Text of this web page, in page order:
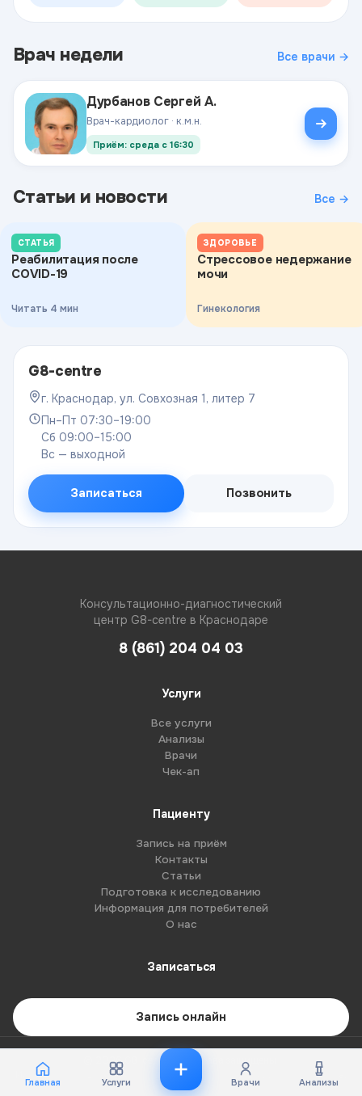
Врач недели Все врачи →
Дурбанов Сергей А.
Врач-кардиолог · к.м.н.
Приём: среда с 16:30
Статьи и новости Все →
СТАТЬЯ
Реабилитация после
COVID-19
Читать 4 мин
ЗДОРОВЬЕ
Стрессовое недержание
мочи
Гинекология
G8-centre
г. Краснодар, ул. Совхозная 1, литер 7
Пн–Пт 07:30–19:00
Сб 09:00–15:00
Вс — выходной
Записаться Позвонить
Консультационно-диагностический
центр G8-centre в Краснодаре
8 (861) 204 04 03
Услуги
Все услуги
Анализы
Врачи
Чек-ап
Пациенту
Запись на приём
Контакты
Статьи
Подготовка к исследованию
Информация для потребителей
О нас
Записаться
Запись онлайн
© 2026 G8-centre. Все права защищены.
Имеются противопоказания. Необходима консультация специалиста.
Главная Услуги Врачи Анализы